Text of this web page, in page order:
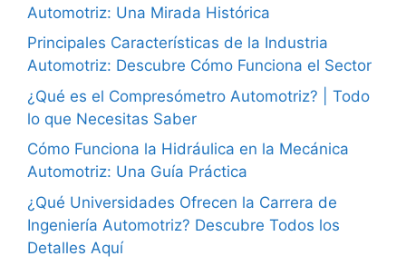
Automotriz: Una Mirada Histórica
Principales Características de la Industria
Automotriz: Descubre Cómo Funciona el Sector
¿Qué es el Compresómetro Automotriz? | Todo
lo que Necesitas Saber
Cómo Funciona la Hidráulica en la Mecánica
Automotriz: Una Guía Práctica
¿Qué Universidades Ofrecen la Carrera de
Ingeniería Automotriz? Descubre Todos los
Detalles Aquí